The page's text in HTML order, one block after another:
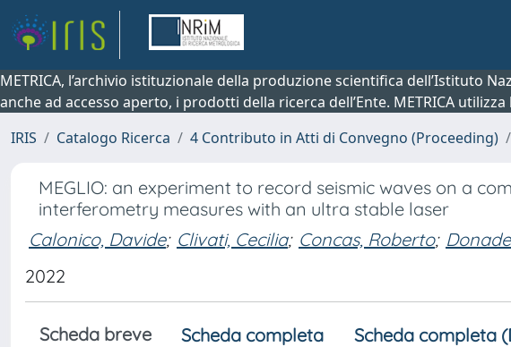
METRICA, l’archivio istituzionale della produzione scientifica dell’Istituto
anche ad accesso aperto, i prodotti della ricerca dell’Ente. METRICA
IRIS
Catalogo Ricerca 4 Contributo in Atti di Convegno (Proceeding)
MEGLIO: an experiment to record seismic waves on a
interferometry measures with an ultra stable laser
Calonico, Davide; Clivati, Cecilia; Concas, Roberto;
2022
Scheda breve Scheda completa Scheda completa